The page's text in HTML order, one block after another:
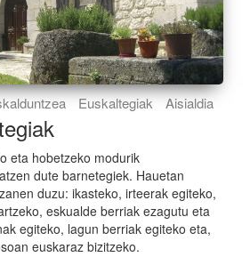
Euskaltegiak Aisialdia
eta hobetzeko modurik
dute barnetegiek. Hauetan
duzu: ikasteko, irteerak egiteko,
eskualde berriak ezagutu eta
egiteko, lagun berriak egiteko eta,
euskaraz bizitzeko.